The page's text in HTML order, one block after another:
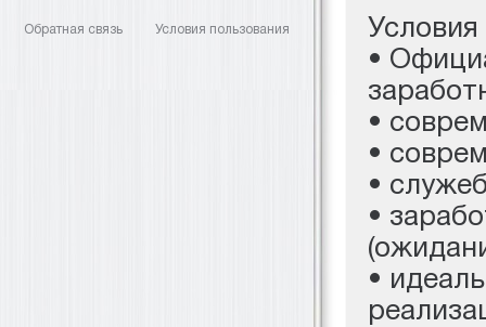
Обратная связь Условия пользования
•
•
•
•
•
•